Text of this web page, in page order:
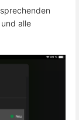
alle